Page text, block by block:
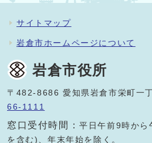
サイトマップ
岩倉市ホームページについて
岩倉市役所
〒482-8686 愛知県岩倉市栄町一
66-1111
窓口受付時間：平日午前9時から
を含む)、年末年始を除く。